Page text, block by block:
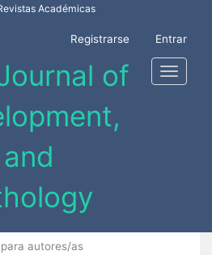
Académicas
Registrarse Entrar
Toggle
autores/as